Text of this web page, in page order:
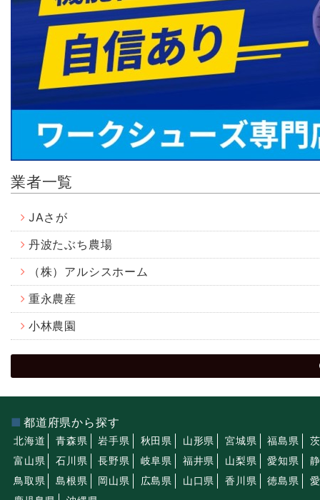
業者一覧
JAさが
丹波たぶち農場
（株）アルシスホーム
重永農産
小林農園
都道府県から探す
北海道 青森県 岩手県 秋田県 山形県 宮城県 福島県
富山県
石川県 長野県 岐阜県 福井県 山梨県 愛知県
鳥取県
島根県 岡山県 広島県 山口県 香川県 徳島県